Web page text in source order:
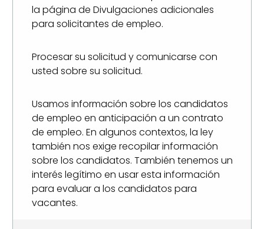
la página de Divulgaciones adicionales
para solicitantes de empleo.
Procesar su solicitud y comunicarse con
usted sobre su solicitud.
Usamos información sobre los candidatos
de empleo en anticipación a un contrato
de empleo. En algunos contextos, la ley
también nos exige recopilar información
sobre los candidatos. También tenemos un
interés legítimo en usar esta información
para evaluar a los candidatos para
vacantes.